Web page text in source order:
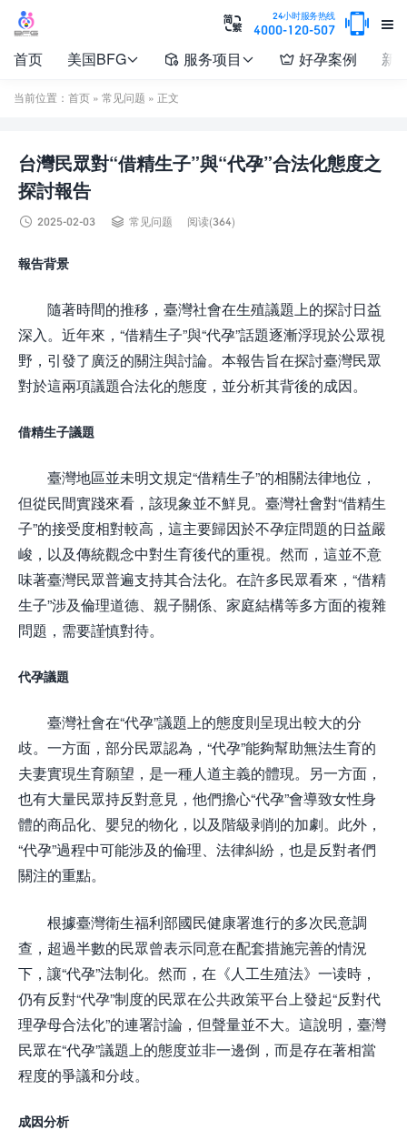

24小时服务热线
4000-120-507 

首页 美国BFG  服务项目   好孕案例 新
当前位置： 首页 » 常见问题 » 正文
台灣民眾對“借精生子”與“代孕”合法化態度之
探討報告
 2025-02-03  常见问题 阅读(364)
報告背景
隨著時間的推移，臺灣社會在生殖議題上的探討日益
深入。近年來，“借精生子”與“代孕”話題逐漸浮現於公眾視
野，引發了廣泛的關注與討論。本報告旨在探討臺灣民眾
對於這兩項議題合法化的態度，並分析其背後的成因。
借精生子議題
臺灣地區並未明文規定“借精生子”的相關法律地位，
但從民間實踐來看，該現象並不鮮見。臺灣社會對“借精生
子”的接受度相對較高，這主要歸因於不孕症問題的日益嚴
峻，以及傳統觀念中對生育後代的重視。然而，這並不意
味著臺灣民眾普遍支持其合法化。在許多民眾看來，“借精
生子”涉及倫理道德、親子關係、家庭結構等多方面的複雜
問題，需要謹慎對待。
代孕議題
臺灣社會在“代孕”議題上的態度則呈現出較大的分
歧。一方面，部分民眾認為，“代孕”能夠幫助無法生育的
夫妻實現生育願望，是一種人道主義的體現。另一方面，
也有大量民眾持反對意見，他們擔心“代孕”會導致女性身
體的商品化、嬰兒的物化，以及階級剥削的加劇。此外，
“代孕”過程中可能涉及的倫理、法律糾紛，也是反對者們
關注的重點。
根據臺灣衛生福利部國民健康署進行的多次民意調
查，超過半數的民眾曾表示同意在配套措施完善的情況
下，讓“代孕”法制化。然而，在《人工生殖法》一读時，
仍有反對“代孕”制度的民眾在公共政策平台上發起“反對代
理孕母合法化”的連署討論，但聲量並不大。這說明，臺灣
民眾在“代孕”議題上的態度並非一邊倒，而是存在著相當
程度的爭議和分歧。
成因分析